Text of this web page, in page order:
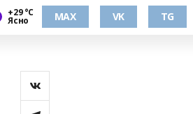
+29 °С
Ясно MAX VK TG